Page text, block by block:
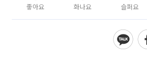
좋아요 화나요 슬퍼요